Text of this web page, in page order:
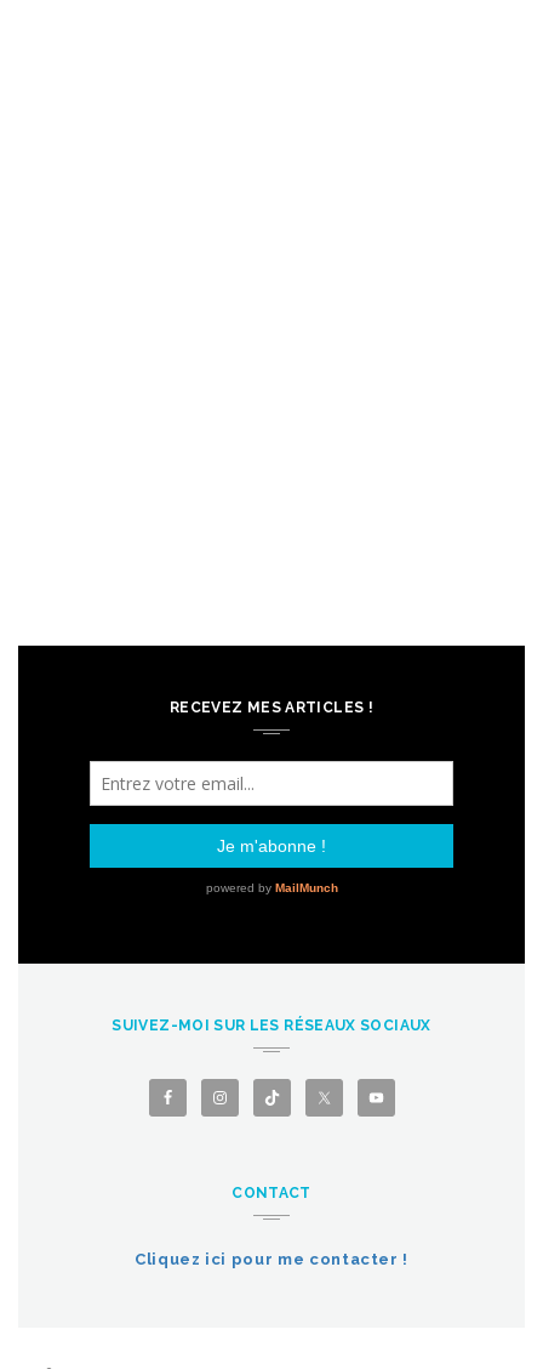
RECEVEZ MES ARTICLES !
SUIVEZ-MOI SUR LES RÉSEAUX SOCIAUX
CONTACT
Cliquez ici pour me contacter !